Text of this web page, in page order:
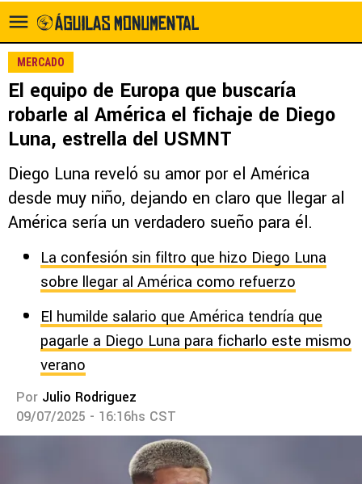
MERCADO
El equipo de Europa que buscaría
robarle al América el fichaje de Diego
Luna, estrella del USMNT
Diego Luna reveló su amor por el América
desde muy niño, dejando en claro que llegar al
América sería un verdadero sueño para él.
La confesión sin filtro que hizo Diego Luna
sobre llegar al América como refuerzo
El humilde salario que América tendría que
pagarle a Diego Luna para ficharlo este mismo
verano
Por Julio Rodriguez
09/07/2025 - 16:16hs CST